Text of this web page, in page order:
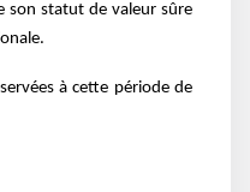
son statut de valeur sûre
à cette période de